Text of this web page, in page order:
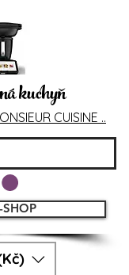
kuchyň
R CUISINE ..
SHOP